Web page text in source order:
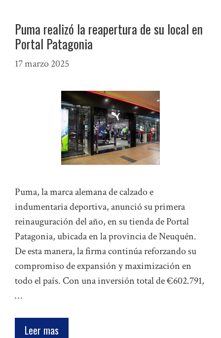
Puma realizó la reapertura de su local en
Portal Patagonia
17 marzo 2025
Puma, la marca alemana de calzado e
indumentaria deportiva, anunció su primera
reinauguración del año, en su tienda de Portal
Patagonia, ubicada en la provincia de Neuquén.
De esta manera, la firma continúa reforzando su
compromiso de expansión y maximización en
todo el país. Con una inversión total de €602.791,
…
Leer mas